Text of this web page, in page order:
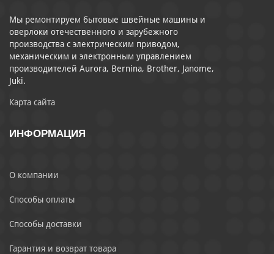
Мы ремонтируем бытовые швейные машины и
оверлоки отечественного и зарубежного
производства с электрическим приводом,
механическим и электронным управлением
производителей Aurora, Bernina, Brother, Janome,
Juki.
Карта сайта
ИНФОРМАЦИЯ
О компании
Способы оплаты
Способы доставки
Гарантия и возврат товара